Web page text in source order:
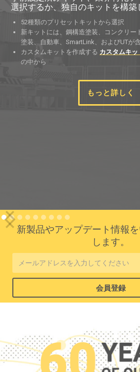
ン、粉体
プローブ
露点計ロガー・プ
鋼構造物に取り付け
ローブ
相対湿度、air 、表面温
差、湿球温度などの気
ユーザーが指定したat
ロードし、環境状態を
Slide 2 of 9.
新製品やアップデート情報
します。